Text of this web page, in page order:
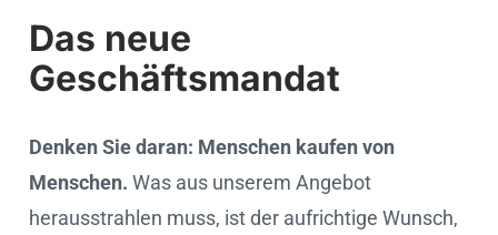
Das neue
Geschäftsmandat
Denken Sie daran: Menschen kaufen von
Menschen. Was aus unserem Angebot
herausstrahlen muss, ist der aufrichtige Wunsch,